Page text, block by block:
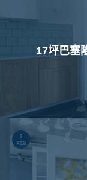
1
FEB.